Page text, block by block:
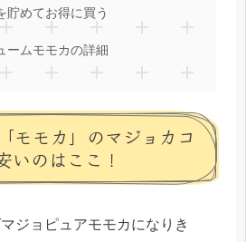
貯めてお得に買う
ームモモカの詳細
モモカ」のマジョカコ
いのはここ！
ジョピュアモモカになりき